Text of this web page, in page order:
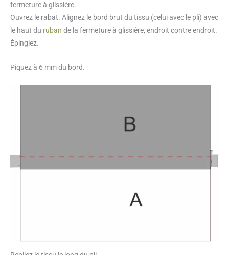
fermeture à glissière.
Ouvrez le rabat. Alignez le bord brut du tissu (celui avec le pli) avec
le haut du ruban de la fermeture à glissière, endroit contre endroit.
Épinglez.
Piquez à 6 mm du bord.